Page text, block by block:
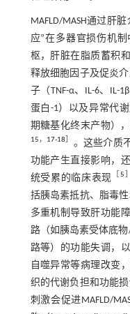
MAFLD/MASH通过肝
应”在多器官损伤机
枢，肝脏在脂质蓄积
释放细胞因子及促炎
子（TNF-α、IL-6、IL-
蛋白-1）以及异常代
期糖基化终末产物）
15， 17-18］ 。这些介质
功能产生直接影响，
统受累的临床表现
［5］
括胰岛素抵抗、脂毒
多重机制导致肝功能
路（如胰岛素受体底物
路等）的功能失调，
自噬异常等病理改变
织的代谢负担和功能
刺激会促进MAFLD/